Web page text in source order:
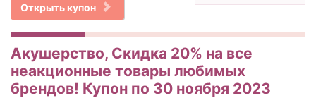
Открыть купон
Акушерство, Скидка 20% на все
неакционные товары любимых
брендов! Купон по 30 ноября 2023